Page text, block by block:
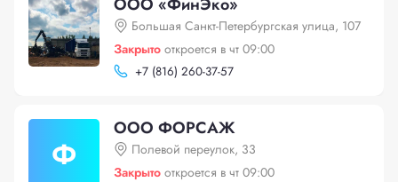
Большая Санкт-Петербургская улица, 107
Закрыто откроется в чт 09:00
+7 (816) 260-37-57
Ф
ООО ФОРСАЖ
Полевой переулок, 33
Закрыто откроется в чт 09:00